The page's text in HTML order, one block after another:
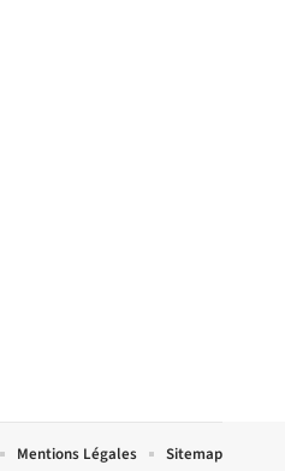
Mentions Légales Sitemap